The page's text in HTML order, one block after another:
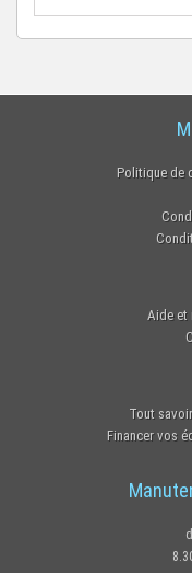
Politique de
Aide et
Tout
Financer vos